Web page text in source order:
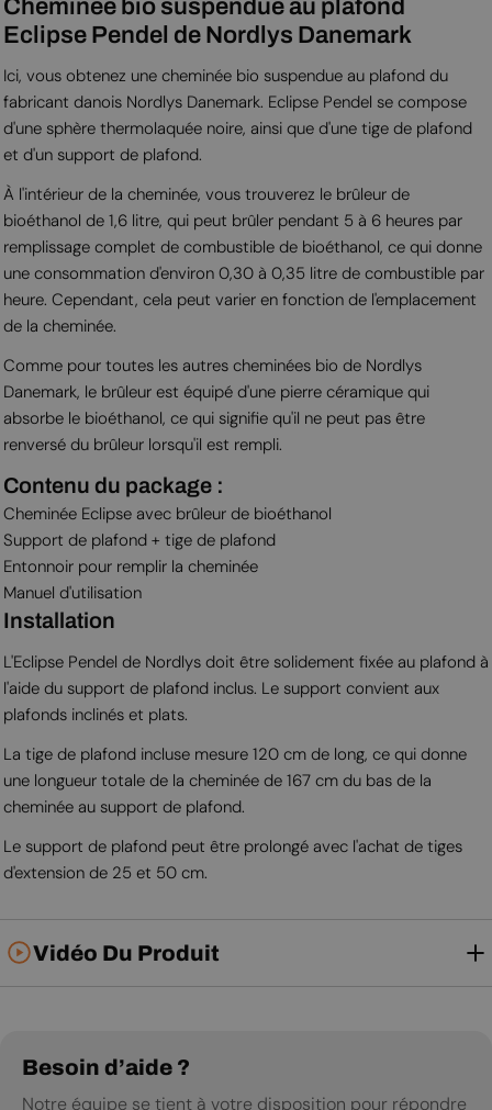
Cheminée bio suspendue au plafond
Eclipse Pendel de Nordlys Danemark
Ici, vous obtenez une cheminée bio suspendue au plafond du
fabricant danois Nordlys Danemark. Eclipse Pendel se compose
d'une sphère thermolaquée noire, ainsi que d'une tige de plafond
et d'un support de plafond.
À l'intérieur de la cheminée, vous trouverez le brûleur de
bioéthanol de 1,6 litre, qui peut brûler pendant 5 à 6 heures par
remplissage complet de combustible de bioéthanol, ce qui donne
une consommation d'environ 0,30 à 0,35 litre de combustible par
heure. Cependant, cela peut varier en fonction de l'emplacement
de la cheminée.
Comme pour toutes les autres cheminées bio de Nordlys
Danemark, le brûleur est équipé d'une pierre céramique qui
absorbe le bioéthanol, ce qui signifie qu'il ne peut pas être
renversé du brûleur lorsqu'il est rempli.
Contenu du package :
Cheminée Eclipse avec brûleur de bioéthanol
Support de plafond + tige de plafond
Entonnoir pour remplir la cheminée
Manuel d'utilisation
Installation
L'Eclipse Pendel de Nordlys doit être solidement fixée au plafond à
l'aide du support de plafond inclus. Le support convient aux
plafonds inclinés et plats.
La tige de plafond incluse mesure 120 cm de long, ce qui donne
une longueur totale de la cheminée de 167 cm du bas de la
cheminée au support de plafond.
Le support de plafond peut être prolongé avec l'achat de tiges
d'extension de 25 et 50 cm.
Vidéo Du Produit
Besoin d’aide ?
Notre équipe se tient à votre disposition pour répondre